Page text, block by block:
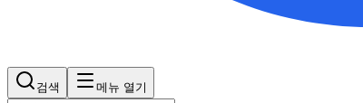
검색 메뉴 열기